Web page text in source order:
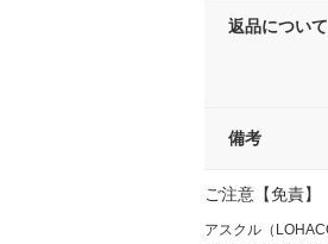
返品について
備考
ご注意【免責】
アスクル（